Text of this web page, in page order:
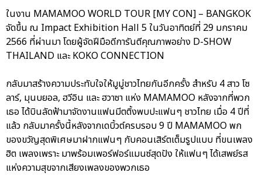
ในงาน MAMAMOO WORLD TOUR [MY CON] – BANGKOK
จัดขึ้น ณ Impact Exhibition Hall 5 ในวันอาทิตย์ที่ 29 มกราคม
2566 ที่ผ่านมา โดยผู้จัดฝีมือดีการันตีคุณภาพอย่าง D-SHOW
THAILAND และ KOKO CONNECTION
กลับมาสร้างความประทับใจให้มูมู่ชาวไทยกันอีกครั้ง สำหรับ 4 สาว โซ
ลาร์, มุนบยอล, ฮวีอิน และ ฮวาซา แห่ง MAMAMOO หลังจากที่พวก
เธอ ได้บินลัดฟ้ามาจัดงานแฟนมีตติ้งพบปะแฟนๆ ชาวไทย เมื่อ 4 ปีที่
แล้ว กลับมาครั้งนี้หลังจากเดบิ้วต์ครบรอบ 9 ปี MAMAMOO พก
ของขวัญสุดพิเศษมาฝากแฟนๆ กับคอนเสิร์ตเต็มรูปแบบ ที่ขนเพลง
ฮิต เพลงเพราะ มาพร้อมเพอร์ฟอร์แมนซ์สุดปัง ให้แฟนๆ ได้เสพย์รส
แห่งความสุขจากเสียงเพลงของพวกเธอ